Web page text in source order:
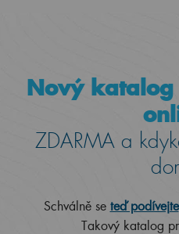
Nový
ZDARMA a
Schválně se teď podívejte
Takový katalog